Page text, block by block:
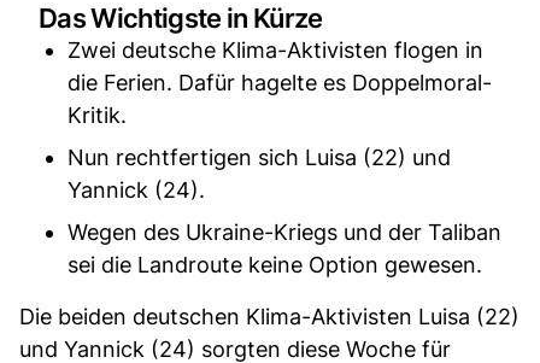
Das Wichtigste in Kürze
Zwei deutsche Klima-Aktivisten flogen in
die Ferien. Dafür hagelte es Doppelmoral-
Kritik.
Nun rechtfertigen sich Luisa (22) und
Yannick (24).
Wegen des Ukraine-Kriegs und der Taliban
sei die Landroute keine Option gewesen.
Die beiden deutschen Klima-Aktivisten Luisa (22)
und Yannick (24) sorgten diese Woche für